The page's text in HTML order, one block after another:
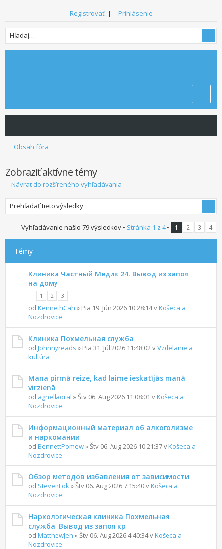
Registrovať| Prihlásenie
Obsah fóra
Zobraziť aktívne témy
Návrat do rozšíreného vyhľadávania
Vyhľadávanie našlo 79 výsledkov • Stránka 1 z 4• 1 2 3 4
Témy
Клиника Частный Медик 24. Вывод из запоя
на дому
1 2 3
odKennethCah » Pia 19. Jún 2026 10:28:14 vKošeca a
Nozdrovice
Клиника Похмельная служба
odJohnnyreads » Pia 31. Júl 2026 11:48:02 vVzdelanie a
kultúra
Mana pirmā reize, kad laime ieskatījās manā
virzienā
od agnellaoral » Štv 06. Aug 2026 11:08:01 vKošeca a
Nozdrovice
Информационный материал об алкоголизме
и наркомании
odBennettPomew» Štv 06. Aug 2026 10:21:37 vKošeca a
Nozdrovice
Обзор методов избавления от зависимости
od StevenLok » Štv 06. Aug 2026 7:15:40 vKošeca a
Nozdrovice
Наркологическая клиника Похмельная
служба. Вывод из запоя кр
odMatthewJen » Štv 06. Aug 2026 4:40:34 vKošeca a
Nozdrovice